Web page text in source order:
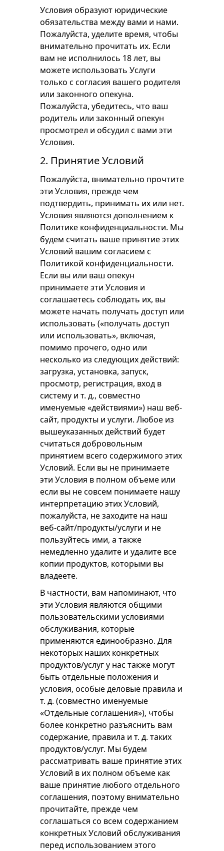
Условия образуют юридические
обязательства между вами и нами.
Пожалуйста, уделите время, чтобы
внимательно прочитать их. Если
вам не исполнилось 18 лет, вы
можете использовать Услуги
только с согласия вашего родителя
или законного опекуна.
Пожалуйста, убедитесь, что ваш
родитель или законный опекун
просмотрел и обсудил с вами эти
Условия.
2. Принятие Условий
Пожалуйста, внимательно прочтите
эти Условия, прежде чем
подтвердить, принимать их или нет.
Условия являются дополнением к
Политике конфиденциальности. Мы
будем считать ваше принятие этих
Условий вашим согласием с
Политикой конфиденциальности.
Если вы или ваш опекун
принимаете эти Условия и
соглашаетесь соблюдать их, вы
можете начать получать доступ или
использовать («получать доступ
или использовать», включая,
помимо прочего, одно или
несколько из следующих действий:
загрузка, установка, запуск,
просмотр, регистрация, вход в
систему и т. д., совместно
именуемые «действиями») наш веб-
сайт, продукты и услуги. Любое из
вышеуказанных действий будет
считаться добровольным
принятием всего содержимого этих
Условий. Если вы не принимаете
эти Условия в полном объеме или
если вы не совсем понимаете нашу
интерпретацию этих Условий,
пожалуйста, не заходите на наш
веб-сайт/продукты/услуги и не
пользуйтесь ими, а также
немедленно удалите и удалите все
копии продуктов, которыми вы
владеете.
В частности, вам напоминают, что
эти Условия являются общими
пользовательскими условиями
обслуживания, которые
применяются единообразно. Для
некоторых наших конкретных
продуктов/услуг у нас также могут
быть отдельные положения и
условия, особые деловые правила и
т. д. (совместно именуемые
«Отдельные соглашения»), чтобы
более конкретно разъяснить вам
содержание, правила и т. д. таких
продуктов/услуг. Мы будем
рассматривать ваше принятие этих
Условий в их полном объеме как
ваше принятие любого отдельного
соглашения, поэтому внимательно
прочитайте, прежде чем
соглашаться со всем содержанием
конкретных Условий обслуживания
перед использованием этого